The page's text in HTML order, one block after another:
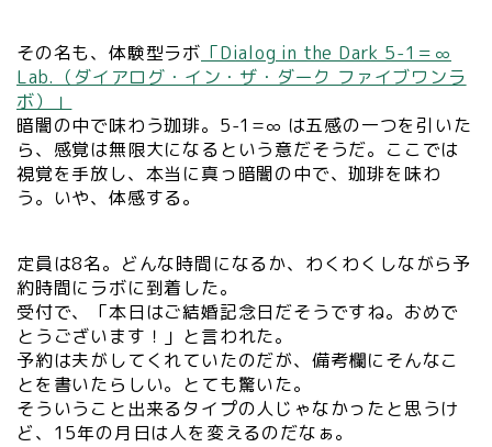
その名も、体験型ラボ 「Dialog in the Dark 5-1＝∞
Lab.（ダイアログ・イン・ザ・ダーク ファイブワンラ
ボ）」
暗闇の中で味わう珈琲。5-1=∞ は五感の一つを引いた
ら、感覚は無限大になるという意だそうだ。ここでは
視覚を手放し、本当に真っ暗闇の中で、珈琲を味わ
う。いや、体感する。
定員は8名。どんな時間になるか、わくわくしながら予
約時間にラボに到着した。
受付で、「本日はご結婚記念日だそうですね。おめで
とうございます！」と言われた。
予約は夫がしてくれていたのだが、備考欄にそんなこ
とを書いたらしい。とても驚いた。
そういうこと出来るタイプの人じゃなかったと思うけ
ど、15年の月日は人を変えるのだなぁ。